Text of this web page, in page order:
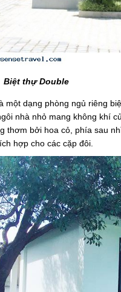
Biệt thự Double
một dạng phòng ngủ riêng
nhà nhỏ mang không khí
thơm bởi hoa cỏ, phía sau
hợp cho các cặp đôi.